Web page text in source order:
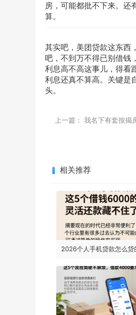
房，可能都批不下来。还
算。
其实吧，美团贷款这东西
吧，不到万不得已别借钱
利息高不高这事儿，得看
利息还真不算高。关键是
头。
上一篇： 我名下有套按揭
相关推荐